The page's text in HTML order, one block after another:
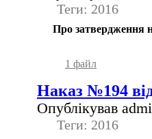
Теги: 2016
Про затвердження
1 файл
Наказ №194
Опублікував
Теги: 2016